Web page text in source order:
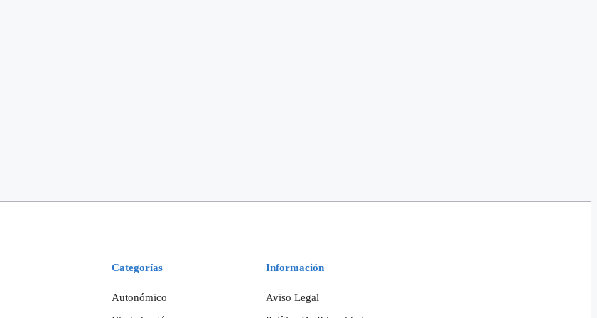
Categorías
Autonómico
Información
Aviso Legal